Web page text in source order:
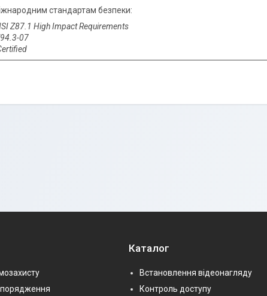
стандартам безпеки:
Z87.1 High Impact Requirements
07
Каталог
Встановлення відеонагляду
Контроль доступу